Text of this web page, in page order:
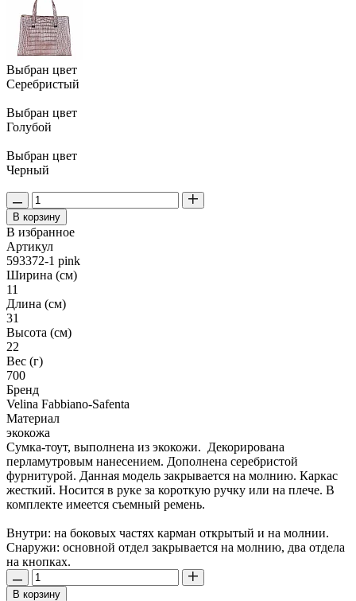
Выбран цвет
Серебристый
Выбран цвет
Голубой
Выбран цвет
Черный
В корзину
В избранное
Артикул
593372-1 pink
Ширина (см)
11
Длина (см)
31
Высота (см)
22
Вес (г)
700
Бренд
Velina Fabbiano-Safenta
Материал
экокожа
Сумка-тоут, выполнена из экокожи. Декорирована
перламутровым нанесением. Дополнена серебристой
фурнитурой. Данная модель закрывается на молнию. Каркас
жесткий. Носится в руке за короткую ручку или на плече. В
комплекте имеется съемный ремень.
Внутри: на боковых частях карман открытый и на молнии.
Снаружи: основной отдел закрывается на молнию, два отдела
на кнопках.
В корзину